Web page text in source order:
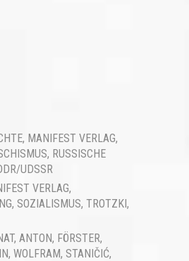
, MANIFEST VERLAG,
, RUSSISCHE
UDSSR
VERLAG,
, SOZIALISMUS, TROTZKI,
ANTON, FÖRSTER,
WOLFRAM, STANIČIĆ,